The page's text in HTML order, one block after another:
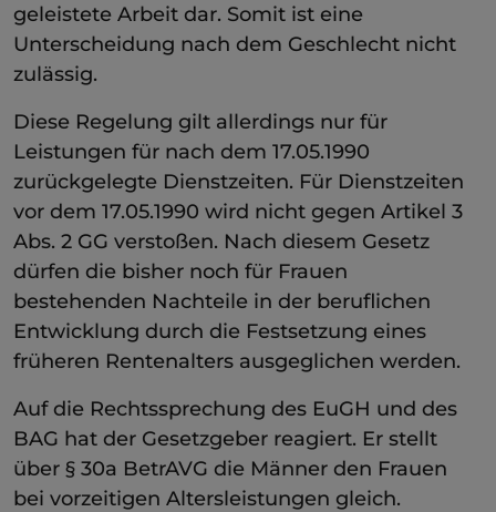
geleistete Arbeit dar. Somit ist eine
Unterscheidung nach dem Geschlecht nicht
zulässig.
Diese Regelung gilt allerdings nur für
Leistungen für nach dem 17.05.1990
zurückgelegte Dienstzeiten. Für Dienstzeiten
vor dem 17.05.1990 wird nicht gegen Artikel 3
Abs. 2 GG verstoßen. Nach diesem Gesetz
dürfen die bisher noch für Frauen
bestehenden Nachteile in der beruflichen
Entwicklung durch die Festsetzung eines
früheren Rentenalters ausgeglichen werden.
Auf die Rechtssprechung des EuGH und des
BAG hat der Gesetzgeber reagiert. Er stellt
über § 30a BetrAVG die Männer den Frauen
bei vorzeitigen Altersleistungen gleich.